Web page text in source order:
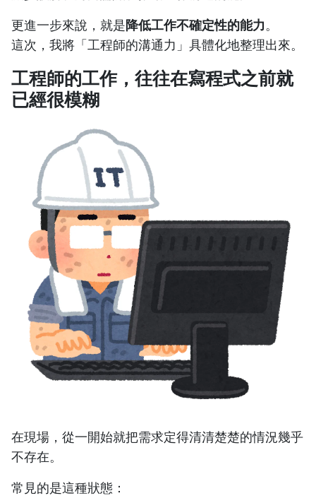
更進一步來說，就是降低工作不確定性的能力。
這次，我將「工程師的溝通力」具體化地整理出來。
工程師的工作，往往在寫程式之前就
已經很模糊
在現場，從一開始就把需求定得清清楚楚的情況幾乎
不存在。
常見的是這種狀態：